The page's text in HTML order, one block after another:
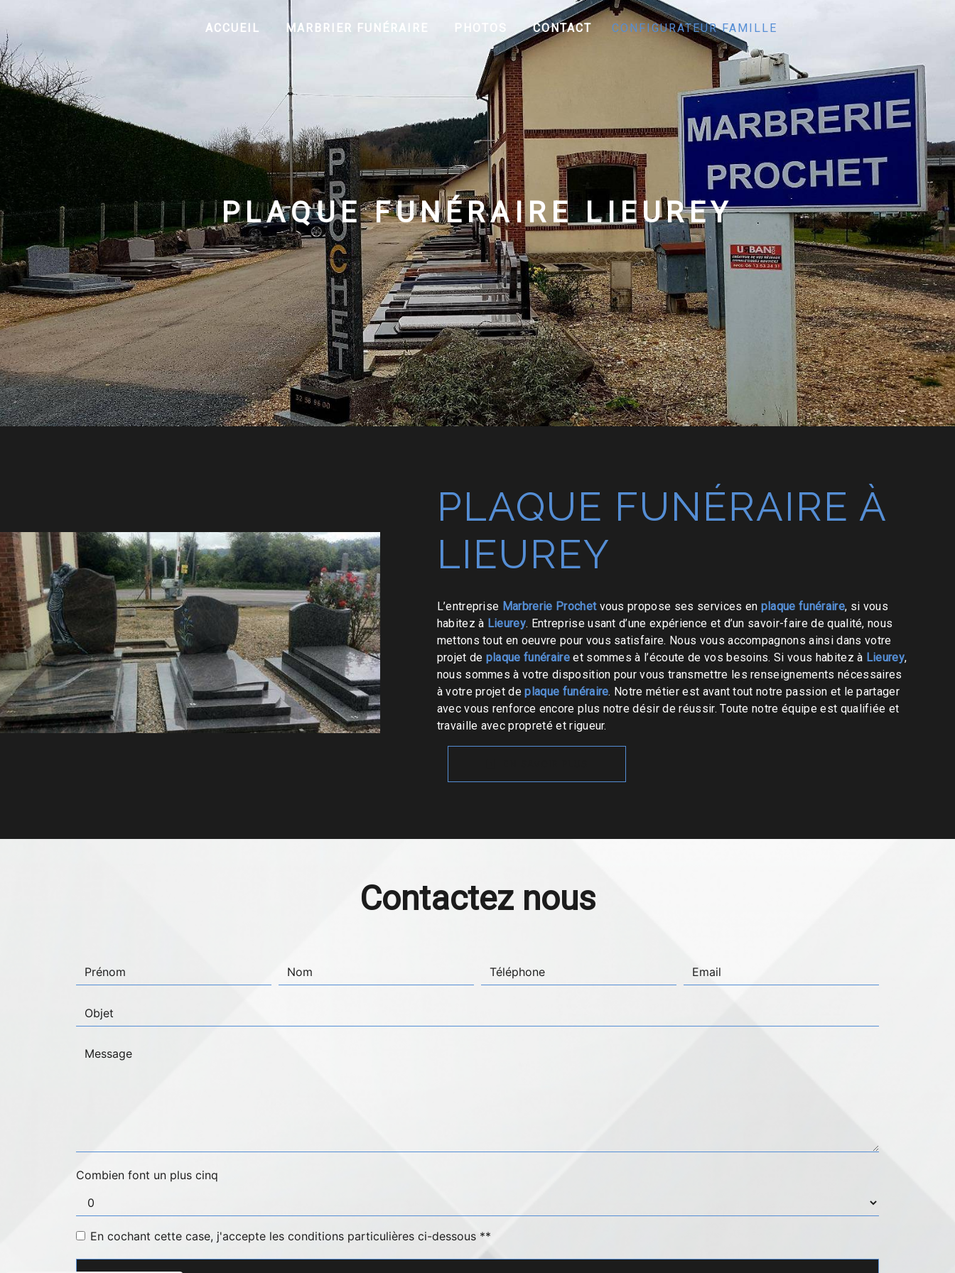
ACCUEIL MARBRIER FUNÉRAIRE PHOTOS CONTACT CONFIGURATEUR FAMILLE
PLAQUE FUNÉRAIRE LIEUREY
PLAQUE FUNÉRAIRE À
LIEUREY
L’entreprise Marbrerie Prochetvous propose ses services en plaque funéraire, si vous
habitez à Lieurey. Entreprise usant d’une expérience et d’un savoir-faire de qualité, nous
mettons tout en oeuvre pour vous satisfaire. Nous vous accompagnons ainsi dans votre
projet de plaque funéraireet sommes à l’écoute de vos besoins. Si vous habitez à Lieurey,
nous sommes à votre disposition pour vous transmettre les renseignements nécessaires
à votre projet deplaque funéraire. Notre métier est avant tout notre passion et le partager
avec vous renforce encore plus notre désir de réussir. Toute notre équipe est qualifiée et
travaille avec propreté et rigueur.
Contactez nous
Combien font un plus cinq
En cochant cette case, j'accepte les conditions particulières ci-dessous **